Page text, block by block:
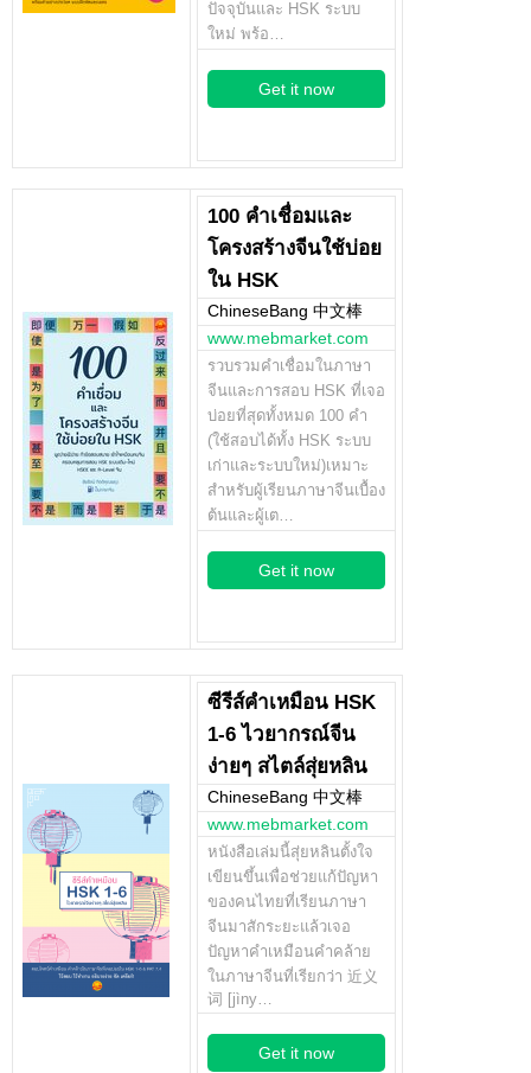
ปัจจุบันและ HSK ระบบ
ใหม่ พร้อ…
Get it now
100 คำเชื่อมและ
โครงสร้างจีนใช้บ่อย
ใน HSK
ChineseBang 中文棒
www.mebmarket.com
รวบรวมคำเชื่อมในภาษา
จีนและการสอบ HSK ที่เจอ
บ่อยที่สุดทั้งหมด 100 คำ
(ใช้สอบได้ทั้ง HSK ระบบ
เก่าและระบบใหม่)เหมาะ
สำหรับผู้เรียนภาษาจีนเบื้อง
ต้นและผู้เต…
Get it now
ซีรีส์คำเหมือน HSK
1-6 ไวยากรณ์จีน
ง่ายๆ สไตล์สุ่ยหลิน
ChineseBang 中文棒
www.mebmarket.com
หนังสือเล่มนี้สุ่ยหลินตั้งใจ
เขียนขึ้นเพื่อช่วยแก้ปัญหา
ของคนไทยที่เรียนภาษา
จีนมาสักระยะแล้วเจอ
ปัญหาคำเหมือนคำคล้าย
ในภาษาจีนที่เรียกว่า 近义
词 [jìny…
Get it now